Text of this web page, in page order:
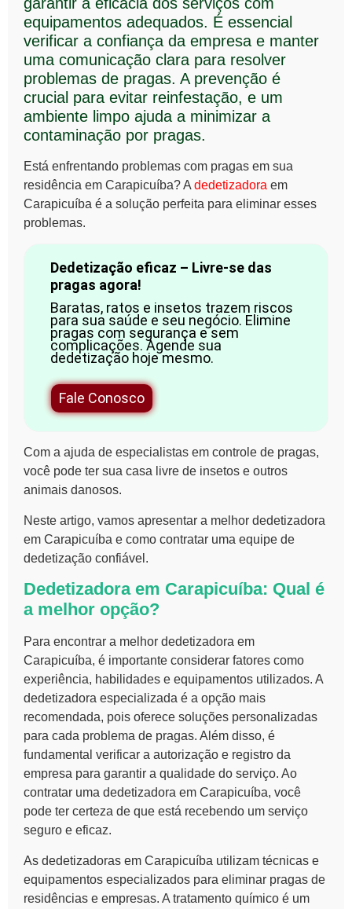
equipamentos adequados. É essencial
verificar a confiança da empresa e manter
uma comunicação clara para resolver
problemas de pragas. A prevenção é
crucial para evitar reinfestação, e um
ambiente limpo ajuda a minimizar a
contaminação por pragas.
Está enfrentando problemas com pragas em sua
residência em Carapicuíba? A dedetizadora em
Carapicuíba é a solução perfeita para eliminar esses
problemas.
Dedetização eficaz – Livre-se das
pragas agora!
Baratas, ratos e insetos trazem riscos
para sua saúde e seu negócio. Elimine
pragas com segurança e sem
complicações. Agende sua
dedetização hoje mesmo.
Fale Conosco
Com a ajuda de especialistas em controle de pragas,
você pode ter sua casa livre de insetos e outros
animais danosos.
Neste artigo, vamos apresentar a melhor dedetizadora
em Carapicuíba e como contratar uma equipe de
dedetização confiável.
Dedetizadora em Carapicuíba: Qual é
a melhor opção?
Para encontrar a melhor dedetizadora em
Carapicuíba, é importante considerar fatores como
experiência, habilidades e equipamentos utilizados. A
dedetizadora especializada é a opção mais
recomendada, pois oferece soluções personalizadas
para cada problema de pragas. Além disso, é
fundamental verificar a autorização e registro da
empresa para garantir a qualidade do serviço. Ao
contratar uma dedetizadora em Carapicuíba, você
pode ter certeza de que está recebendo um serviço
seguro e eficaz.
As dedetizadoras em Carapicuíba utilizam técnicas e
equipamentos especializados para eliminar pragas de
residências e empresas. A tratamento químico é um